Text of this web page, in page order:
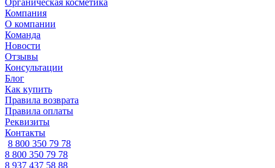
Органическая косметика
Компания
О компании
Команда
Новости
Отзывы
Консультации
Блог
Как купить
Правила возврата
Правила оплаты
Реквизиты
Контакты
8 800 350 79 78
8 800 350 79 78
8 937 437 58 88